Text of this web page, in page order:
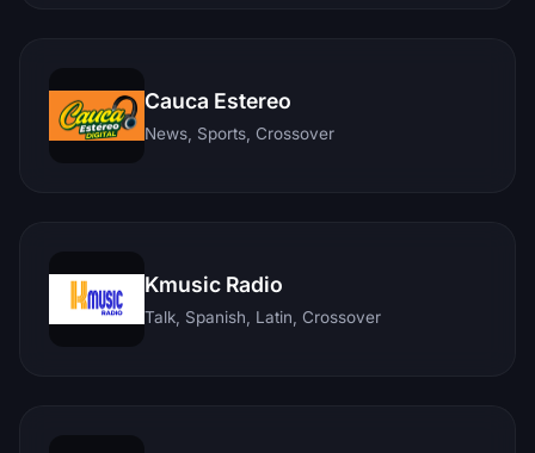
Cauca Estereo
News, Sports, Crossover
Kmusic Radio
Talk, Spanish, Latin, Crossover